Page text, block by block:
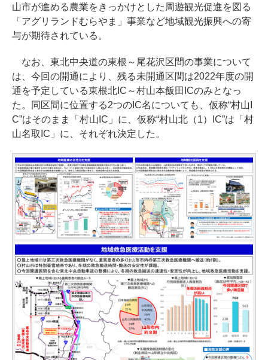
山市が進める農業をきっかけとした周遊観光促進を図る
「アグリランドむらやま」事業など地域観光振興への寄
与が期待されている。
なお、東北中央道の東根～尾花沢区間の事業について
は、今回の開通により、残る未開通区間は2022年度の開
通を予定している東根北IC～村山本飯田ICのみとなっ
た。同区間に位置する2つのIC名についても、仮称“村山I
C”はそのまま「村山IC」に、仮称“村山北（1）IC”は「村
山名取IC」に、それぞれ決定した。